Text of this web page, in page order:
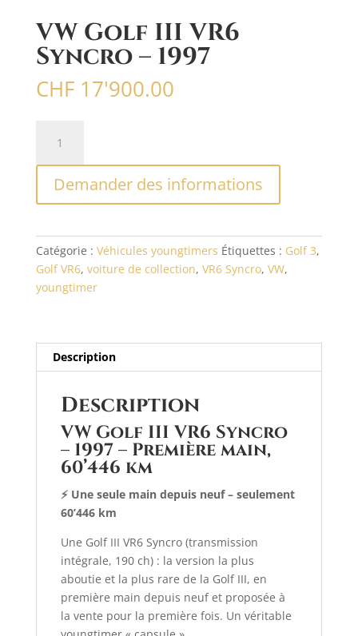
VW Golf III VR6
Syncro – 1997
CHF17'900.00
VW
Golf
III
Syncro
–
1997
Demander des informations
t
e
r
a
t
i
Catégorie : Véhicules youngtimers Étiquettes : Golf 3,
Golf VR6, voiture de collection, VR6 Syncro, VW,
youngtimer
Description
Description
VW Golf III VR6 Syncro
– 1997 – Première main,
60’446 km
⚡ Une seule main depuis neuf – seulement
60’446 km
Une Golf III VR6 Syncro (transmission
intégrale, 190 ch) : la version la plus
aboutie et la plus rare de la Golf III, en
première main depuis neuf et proposée à
la vente pour la première fois. Un véritable